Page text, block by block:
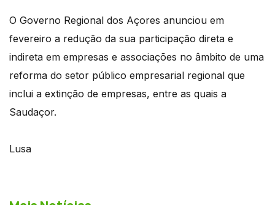
O Governo Regional dos Açores anunciou em
fevereiro a redução da sua participação direta e
indireta em empresas e associações no âmbito de uma
reforma do setor público empresarial regional que
inclui a extinção de empresas, entre as quais a
Saudaçor.
Lusa